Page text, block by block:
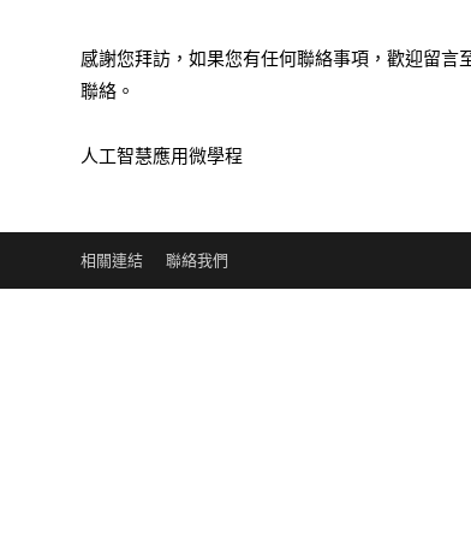
感謝您拜訪，如果您有任何聯絡事項，歡迎留言
聯絡。
人工智慧應用微學程
相關連結 聯絡我們